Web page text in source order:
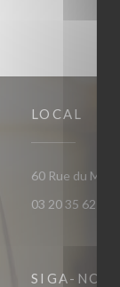
LOCAL
60 Rue du
03 20 35 62 81
SIGA-NOS